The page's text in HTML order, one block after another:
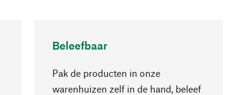
Beleefbaar
Pak de producten in onze
warenhuizen zelf in de hand, beleef